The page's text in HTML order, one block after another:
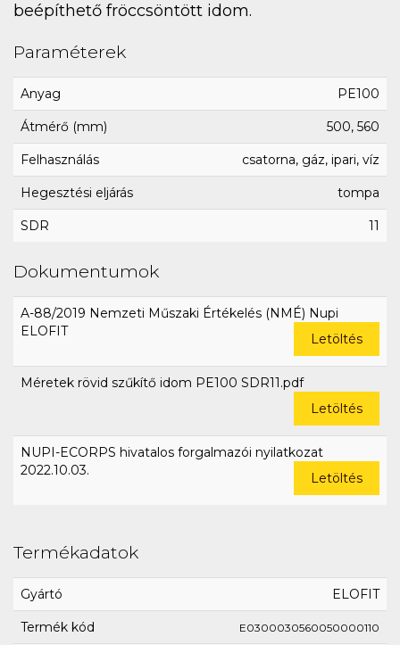
beépíthető fröccsöntött idom.
Paraméterek
Anyag PE100
Átmérő (mm) 500, 560
Felhasználás csatorna, gáz, ipari, víz
Hegesztési eljárás tompa
SDR 11
Dokumentumok
A-88/2019 Nemzeti Műszaki Értékelés (NMÉ) Nupi
ELOFIT
Letöltés
Méretek rövid szűkítő idom PE100 SDR11.pdf
Letöltés
NUPI-ECORPS hivatalos forgalmazói nyilatkozat
2022.10.03.
Letöltés
Termékadatok
Gyártó ELOFIT
Termék kód E0300030560050000110